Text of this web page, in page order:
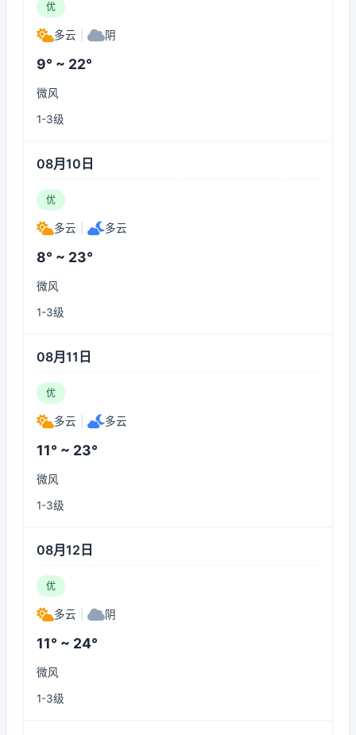
优
多云 阴
9° ~ 22°
微风
1-3级
08月10日
优
多云 多云
8° ~ 23°
微风
1-3级
08月11日
优
多云 多云
11° ~ 23°
微风
1-3级
08月12日
优
多云 阴
11° ~ 24°
微风
1-3级